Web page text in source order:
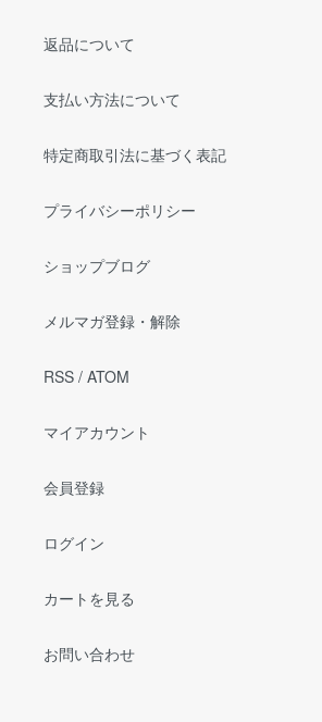
返品について
支払い方法について
特定商取引法に基づく表記
プライバシーポリシー
ショップブログ
メルマガ登録・解除
RSS / ATOM
マイアカウント
会員登録
ログイン
カートを見る
お問い合わせ